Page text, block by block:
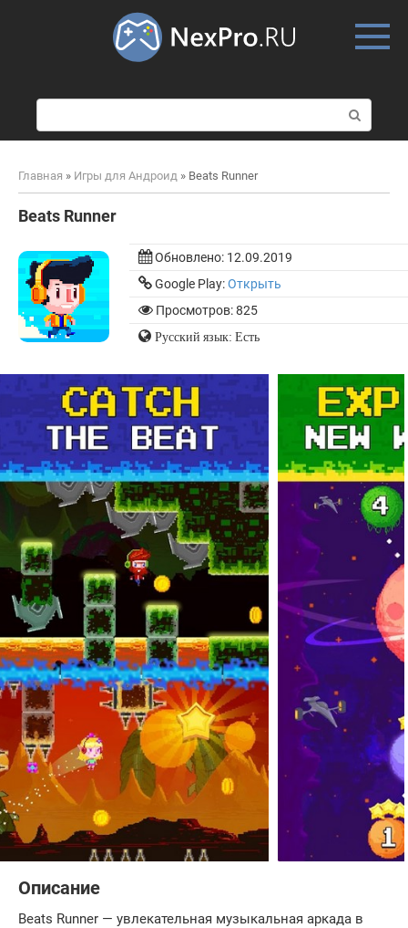
о
и
к
Главная » Игры для Андроид » Beats Runner
Beats Runner
Обновлено: 12.09.2019
Google Play:Открыть
Просмотров: 825
Русский язык: Есть
Описание
Beats Runner — увлекательная музыкальная аркада в